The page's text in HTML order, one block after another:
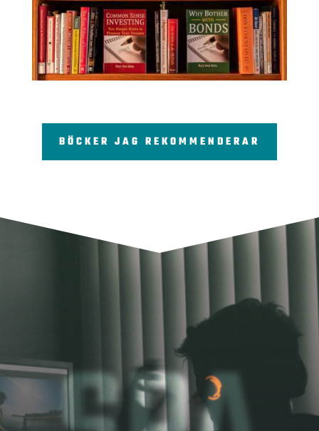
BÖCKER JAG REKOMMENDERAR